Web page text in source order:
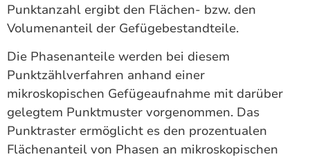
Punktanzahl ergibt den Flächen- bzw. den
Volumenanteil der Gefügebestandteile.
Die Phasenanteile werden bei diesem
Punktzählverfahren anhand einer
mikroskopischen Gefügeaufnahme mit darüber
gelegtem Punktmuster vorgenommen. Das
Punktraster ermöglicht es den prozentualen
Flächenanteil von Phasen an mikroskopischen